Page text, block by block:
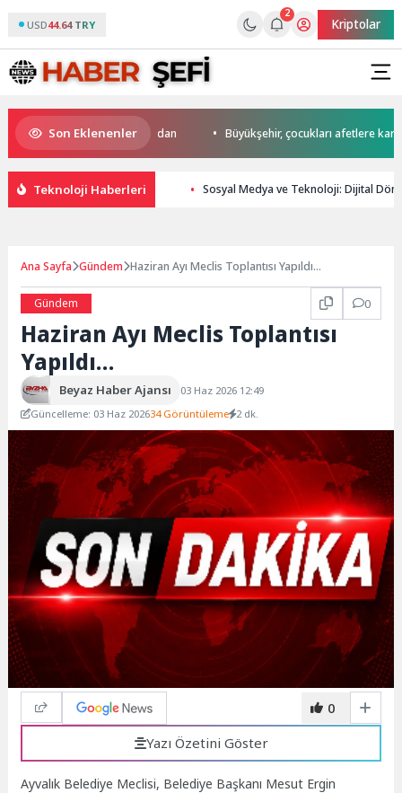
USD44.64 TRY
2
Kriptolar
Son Eklenenler
start Başkan Büyükakın’dan Büyükşehir, çocukları afetlere karşı
Teknoloji Haberleri Sosyal Medya ve Teknoloji: Dijital
Ana Sayfa Gündem Haziran Ayı Meclis Toplantısı Yapıldı…
Gündem 0
Haziran Ayı Meclis Toplantısı
Yapıldı…
Beyaz Haber Ajansı
03 Haz 2026 12:49
Güncelleme: 03 Haz 202634 Görüntüleme 2 dk.
0
Yazı Özetini Göster
Ayvalık Belediye Meclisi, Belediye Başkanı Mesut Ergin